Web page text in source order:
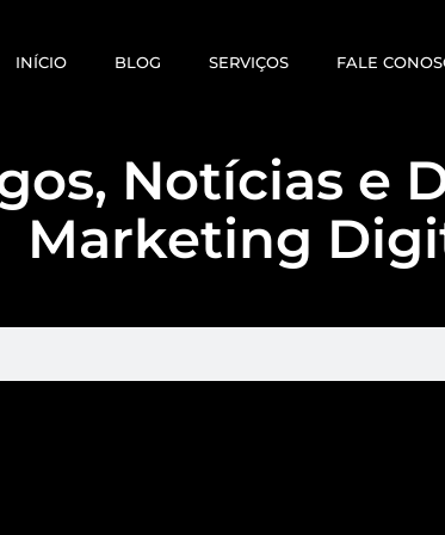
INÍCIO BLOG SERVIÇOS FALE
Notícias e
Marketing